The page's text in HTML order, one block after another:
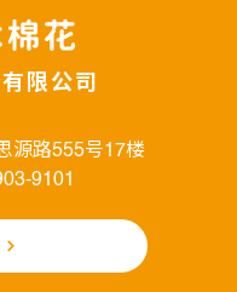
限公司
源路555号17楼
9101